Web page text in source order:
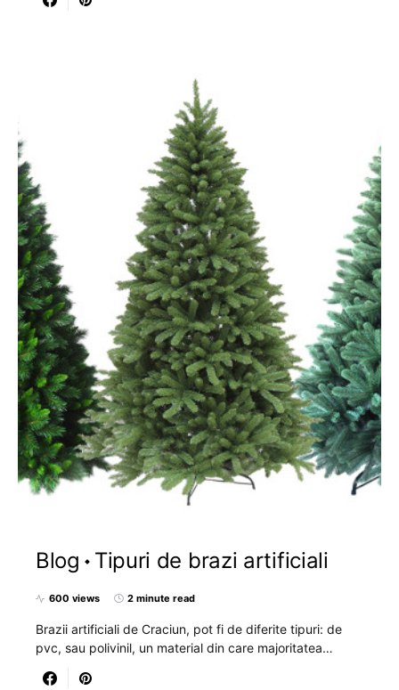
Blog Tipuri de brazi artificiali
600 views 2 minute read
Brazii artificiali de Craciun, pot fi de diferite tipuri: de
pvc, sau polivinil, un material din care majoritatea…